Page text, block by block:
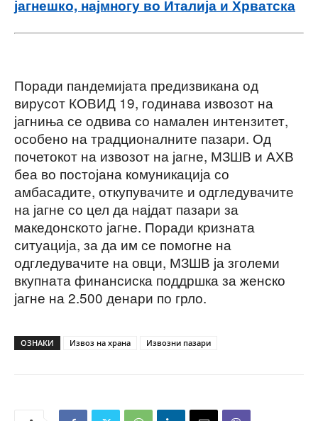
јагнешко, најмногу во Италија и Хрватска
Поради пандемијата предизвикана од
вирусот КОВИД 19, годинава извозот на
јагниња се одвива со намален интензитет,
особено на традционалните пазари. Од
почетокот на извозот на јагне, МЗШВ и АХВ
беа во постојана комуникација со
амбасадите, откупувачите и одгледувачите
на јагне со цел да најдат пазари за
македонското јагне. Поради кризната
ситуација, за да им се помогне на
одгледувачите на овци, МЗШВ ја зголеми
вкупната финансиска поддршка за женско
јагне на 2.500 денари по грло.
ОЗНАКИ Извоз на храна Извозни пазари